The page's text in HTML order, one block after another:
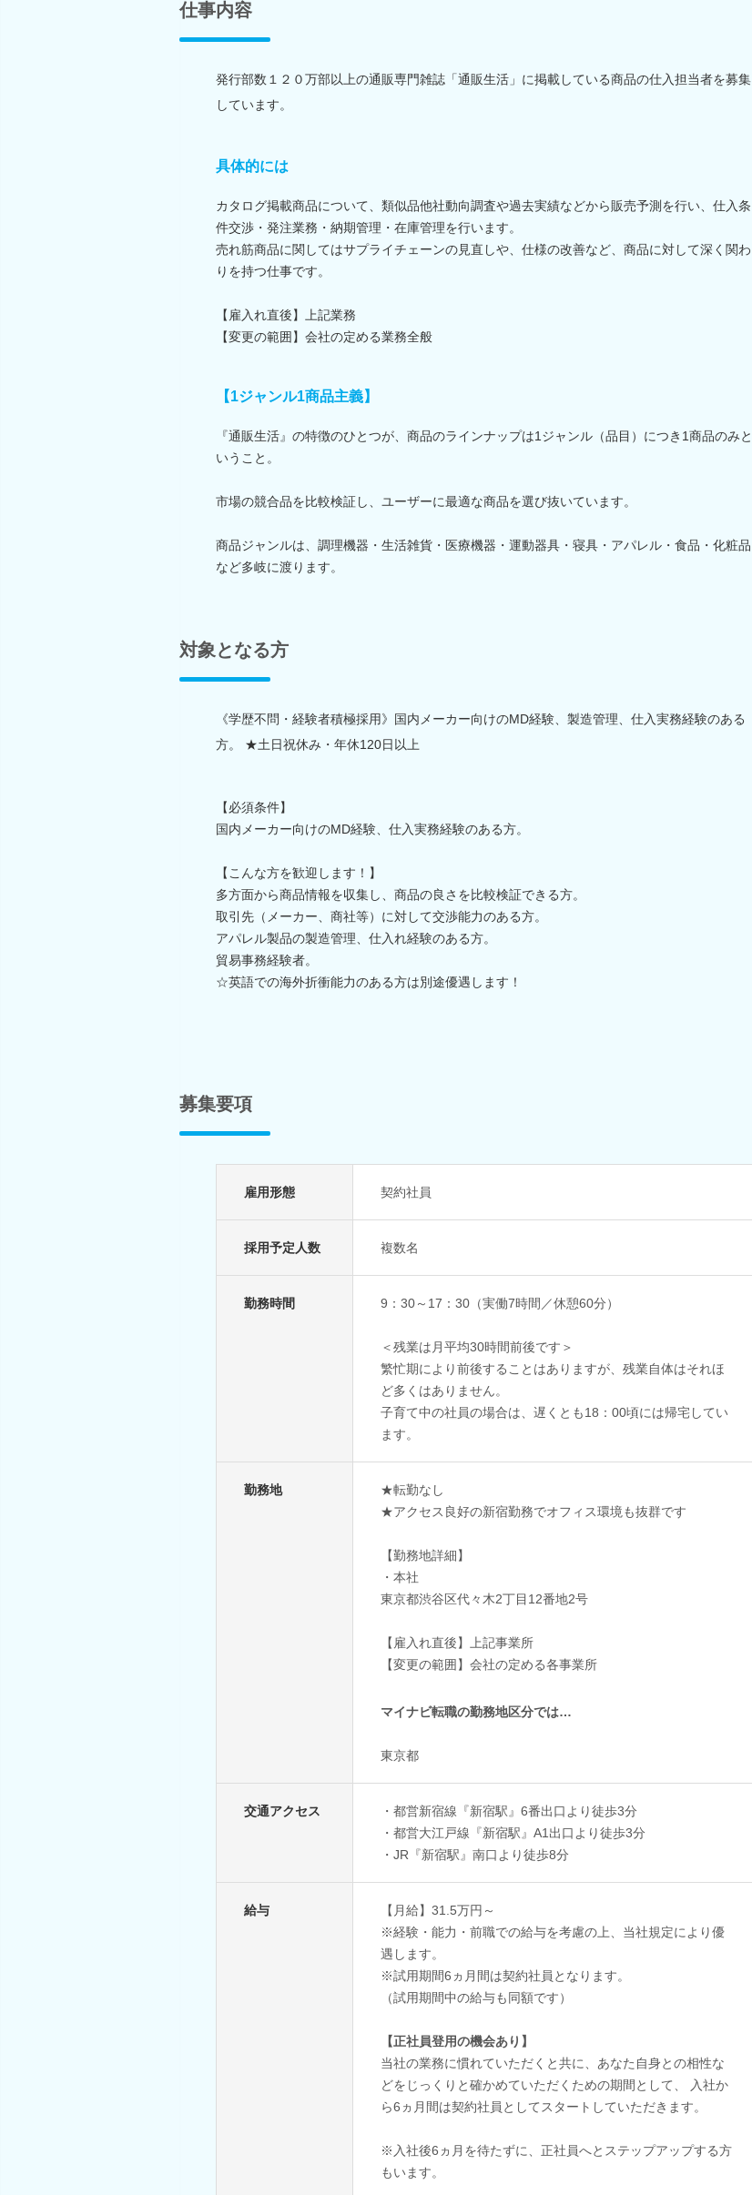
仕事内容
発行部数１２０万部以上の通販専門雑誌「通販生活」に掲載している商品の仕入担当者を募集
しています。
具体的には
カタログ掲載商品について、類似品他社動向調査や過去実績などから販売予測を行い、仕入条
件交渉・発注業務・納期管理・在庫管理を行います。
売れ筋商品に関してはサプライチェーンの見直しや、仕様の改善など、商品に対して深く関わ
りを持つ仕事です。
【雇入れ直後】上記業務
【変更の範囲】会社の定める業務全般
【1ジャンル1商品主義】
『通販生活』の特徴のひとつが、商品のラインナップは1ジャンル（品目）につき1商品のみと
いうこと。
市場の競合品を比較検証し、ユーザーに最適な商品を選び抜いています。
商品ジャンルは、調理機器・生活雑貨・医療機器・運動器具・寝具・アパレル・食品・化粧品
など多岐に渡ります。
対象となる方
《学歴不問・経験者積極採用》国内メーカー向けのMD経験、製造管理、仕入実務経験のある
方。 ★土日祝休み・年休120日以上
【必須条件】
国内メーカー向けのMD経験、仕入実務経験のある方。
【こんな方を歓迎します！】
多方面から商品情報を収集し、商品の良さを比較検証できる方。
取引先（メーカー、商社等）に対して交渉能力のある方。
アパレル製品の製造管理、仕入れ経験のある方。
貿易事務経験者。
☆英語での海外折衝能力のある方は別途優遇します！
募集要項
雇用形態 契約社員
採用予定人数 複数名
勤務時間 9：30～17：30（実働7時間／休憩60分）
＜残業は月平均30時間前後です＞
繁忙期により前後することはありますが、残業自体はそれほ
ど多くはありません。
子育て中の社員の場合は、遅くとも18：00頃には帰宅してい
ます。
勤務地
★転勤なし
★アクセス良好の新宿勤務でオフィス環境も抜群です
【勤務地詳細】
・本社
東京都渋谷区代々木2丁目12番地2号
【雇入れ直後】上記事業所
【変更の範囲】会社の定める各事業所
マイナビ転職の勤務地区分では…
東京都
交通アクセス
・都営新宿線『新宿駅』6番出口より徒歩3分
・都営大江戸線『新宿駅』A1出口より徒歩3分
・JR『新宿駅』南口より徒歩8分
給与
【月給】31.5万円～
※経験・能力・前職での給与を考慮の上、当社規定により優
遇します。
※試用期間6ヵ月間は契約社員となります。
（試用期間中の給与も同額です）
【正社員登用の機会あり】
当社の業務に慣れていただくと共に、あなた自身との相性な
どをじっくりと確かめていただくための期間として、 入社か
ら6ヵ月間は契約社員としてスタートしていただきます。
※入社後6ヵ月を待たずに、正社員へとステップアップする方
もいます。